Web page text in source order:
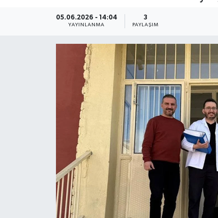
05.06.2026 - 14:04
YAYINLANMA
3
PAYLAŞIM